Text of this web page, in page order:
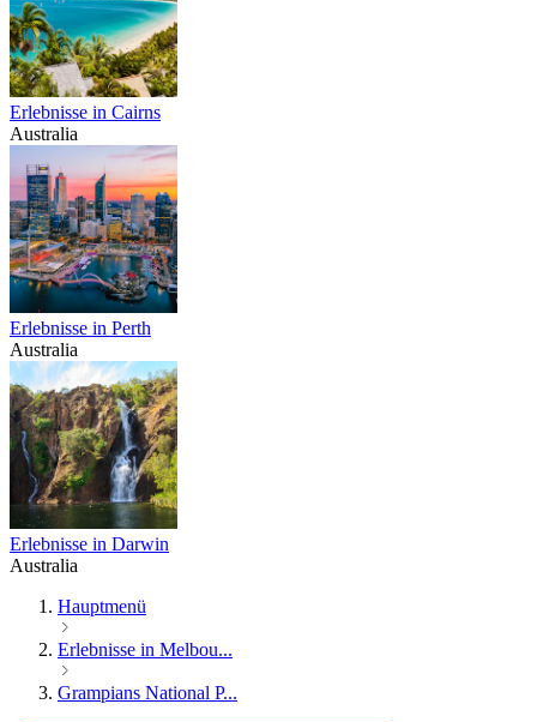
Erlebnisse in Cairns
Australia
Erlebnisse in Perth
Australia
Erlebnisse in Darwin
Australia
Hauptmenü
Erlebnisse in Melbou...
Grampians National P...